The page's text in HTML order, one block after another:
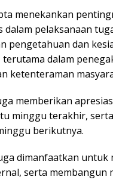
menekankan
pelaksanaan
pengetahuan dan
dalam
ketenteraman
memberikan
minggu terakhir,
berikutnya.
dimanfaatkan
serta membangun